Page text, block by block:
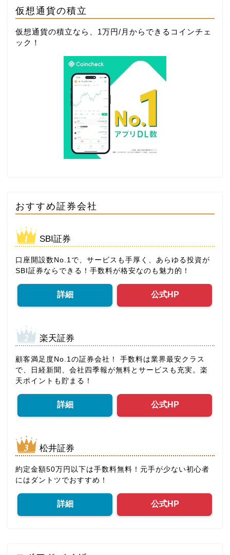
仮想通貨の積立
仮想通貨の積立なら、1万円/月からできる コインチェ
ック ！
おすすめ証券会社
SBI証券
口座開設数No.1で、サービスも手厚く、あらゆる投資が
SBI証券ならできる！手数料が格安なのも魅力的！
詳細 公式HP
楽天証券
顧客満足度No.1の証券会社！ 手数料は業界最安クラス
で、日経新聞、会社四季報が無料とサービスも充実。楽
天ポイントも貯まる！
詳細 公式HP
松井証券
約定金額50万円以下は手数料無料！元手が少ない初心者
にはダントツでおすすめ！
詳細 公式HP